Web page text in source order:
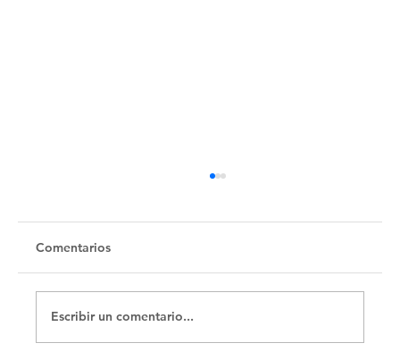
Comentarios
Escribir un comentario...